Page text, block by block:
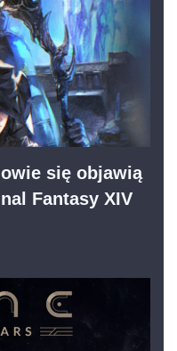
się objawią
Fantasy XIV